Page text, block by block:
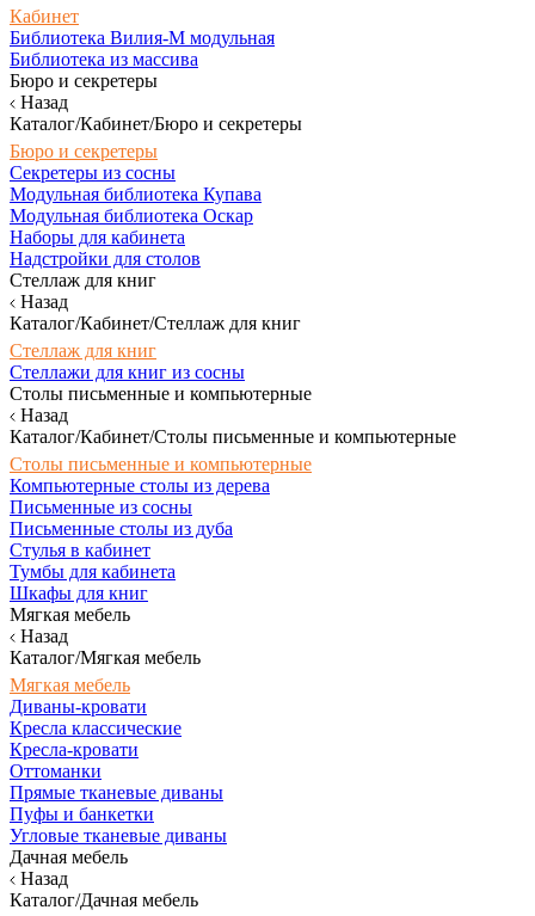
Кабинет
Библиотека Вилия-М модульная
Библиотека из массива
Бюро и секретеры
Назад
Каталог/Кабинет/Бюро и секретеры
Бюро и секретеры
Секретеры из сосны
Модульная библиотека Купава
Модульная библиотека Оскар
Наборы для кабинета
Надстройки для столов
Стеллаж для книг
Назад
Каталог/Кабинет/Стеллаж для книг
Стеллаж для книг
Стеллажи для книг из сосны
Столы письменные и компьютерные
Назад
Каталог/Кабинет/Столы письменные и компьютерные
Столы письменные и компьютерные
Компьютерные столы из дерева
Письменные из сосны
Письменные столы из дуба
Стулья в кабинет
Тумбы для кабинета
Шкафы для книг
Мягкая мебель
Назад
Каталог/Мягкая мебель
Мягкая мебель
Диваны-кровати
Кресла классические
Кресла-кровати
Оттоманки
Прямые тканевые диваны
Пуфы и банкетки
Угловые тканевые диваны
Дачная мебель
Назад
Каталог/Дачная мебель